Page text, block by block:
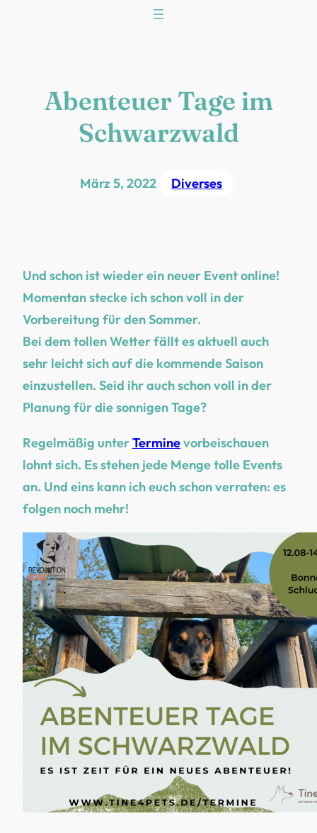
Abenteuer Tage im
Schwarzwald
März 5, 2022 Diverses
Und schon ist wieder ein neuer Event online!
Momentan stecke ich schon voll in der
Vorbereitung für den Sommer.
Bei dem tollen Wetter fällt es aktuell auch
sehr leicht sich auf die kommende Saison
einzustellen. Seid ihr auch schon voll in der
Planung für die sonnigen Tage?
Regelmäßig unterTerminevorbeischauen
lohnt sich. Es stehen jede Menge tolle Events
an. Und eins kann ich euch schon verraten: es
folgen noch mehr!